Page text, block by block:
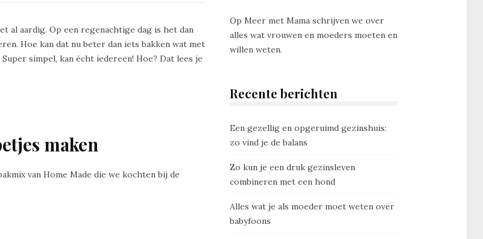
al aardig. Op een regenachtige dag is het dan
Hoe kan dat nu beter dan iets bakken wat met
simpel, kan écht iedereen! Hoe? Dat lees je
maken
van Home Made die we kochten bij de
Op Meer met Mama schrijven we over
alles wat vrouwen en moeders moeten en
willen weten.
Recente berichten
Een gezellig en opgeruimd gezinshuis:
zo vind je de balans
Zo kun je een druk gezinsleven
combineren met een hond
Alles wat je als moeder moet weten over
babyfoons